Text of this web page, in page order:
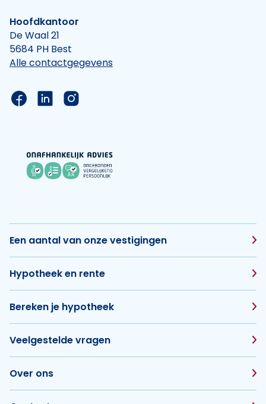
Hoofdkantoor
De Waal 21
5684 PH Best
Alle contactgegevens
Link naar de Facebook pagina van Hypotheek
Link naar de LinkedIn pagina van
Link naar de Instagram pagina van
Een aantal van onze vestigingen
Hypotheek en rente
Bereken je hypotheek
Veelgestelde vragen
Over ons